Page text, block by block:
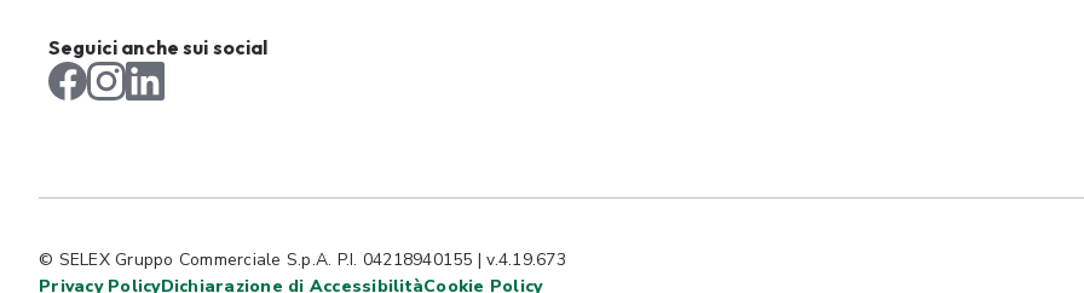
Seguici anche sui social
© SELEX Gruppo Commerciale S.p.A. P.I. 04218940155 | v.4.19.673
Privacy PolicyDichiarazione di AccessibilitàCookie Policy